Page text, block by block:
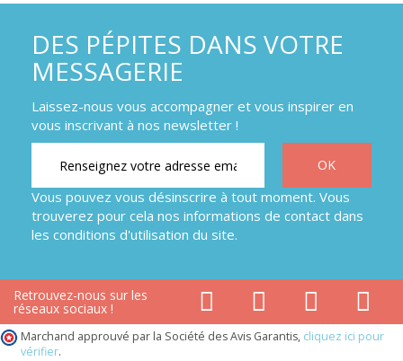
DES PÉPITES DANS VOTRE
MESSAGERIE
Laissez-nous vous accompagner et vous inspirer en
vous inscrivant à nos newsletter !
Vous pouvez vous désinscrire à tout moment. Vous
trouverez pour cela nos informations de contact dans
les conditions d'utilisation du site.
Retrouvez-nous sur les
réseaux sociaux !
Marchand approuvé par la Société des Avis Garantis, cliquez ici pour
vérifier.